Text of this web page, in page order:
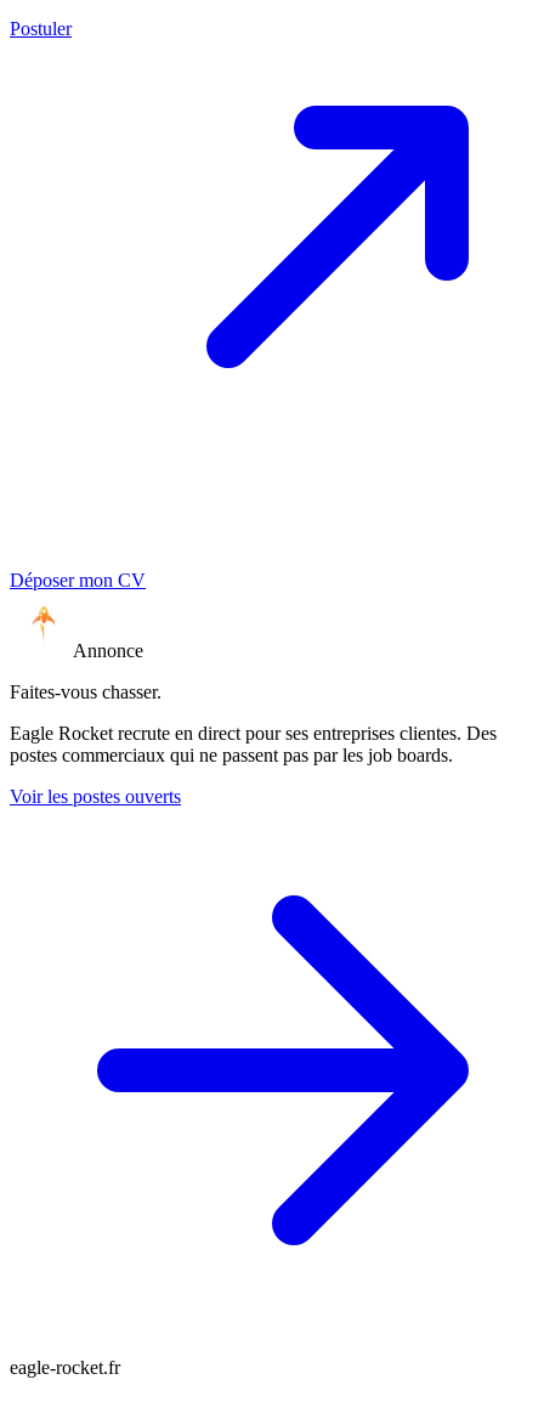
Postuler
Déposer mon CV
Annonce
Faites-vous chasser.
Eagle Rocket recrute en direct pour ses entreprises clientes. Des
postes commerciaux qui ne passent pas par les job boards.
Voir les postes ouverts
eagle-rocket.fr